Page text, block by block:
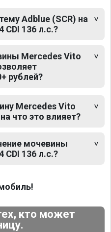
Adblue (SCR) на
CDI 136 л.с.?
Mercedes Vito
рублей?
Mercedes Vito
что это влияет?
мочевины
CDI 136 л.с.?
кто может